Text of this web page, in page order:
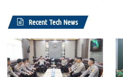
Recent Tech News